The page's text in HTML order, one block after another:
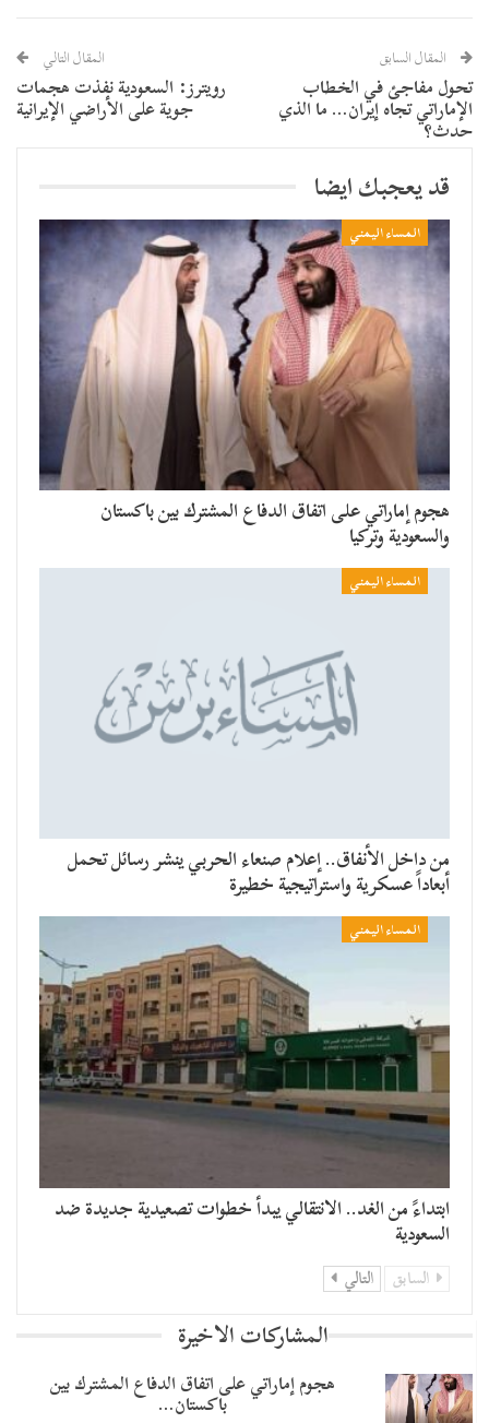
المقال السابق
تحول مفاجئ في الخطاب
الإماراتي تجاه إيران… ما الذي
حدث؟
المقال التالي
رويترز: السعودية نفذت هجمات
جوية على الأراضي الإيرانية
قد يعجبك ايضا
المساء اليمني
هجوم إماراتي على اتفاق الدفاع المشترك بين باكستان
والسعودية وتركيا
المساء اليمني
من داخل الأنفاق.. إعلام صنعاء الحربي ينشر رسائل تحمل
أبعاداً عسكرية واستراتيجية خطيرة
المساء اليمني
​ابتداءً من الغد.. الانتقالي يبدأ خطوات تصعيدية جديدة ضد
السعودية
السابق التالي
المشاركات الاخيرة
هجوم إماراتي على اتفاق الدفاع المشترك بين
باكستان…